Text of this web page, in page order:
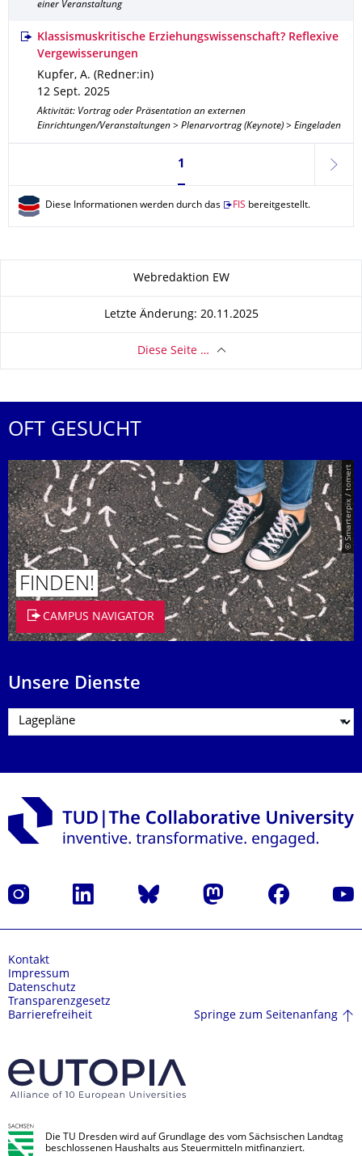
einer Veranstaltung
Klassismuskritische Erziehungswissenschaft? Reflexive
Vergewisserungen
Kupfer, A. (Redner:in)
12 Sept. 2025
Aktivität: Vortrag oder Präsentation an externen
Einrichtungen/Veranstaltungen > Plenarvortrag (Keynote) > Eingeladen
Seite 1, aktuell ausgewählt
1
weiter
Diese Informationen werden durch das FIS bereitgestellt.
Webredaktion EW
Letzte Änderung: 20.11.2025
Diese Seite …
OFT GESUCHT
© Smarterpix / tomert
FINDEN!
CAMPUS NAVIGATOR
Unsere Dienste
Instagram LinkedIn Bluesky Mastodon Facebook
Kontakt
Impressum
Datenschutz
Transparenzgesetz
Barrierefreiheit
Springe zum Seitenanfang
Die TU Dresden wird auf Grundlage des vom Sächsischen Landtag
beschlossenen Haushalts aus Steuermitteln mitfinanziert.